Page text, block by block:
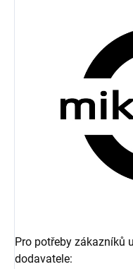
Pro potřeby zákazníků
dodavatele: